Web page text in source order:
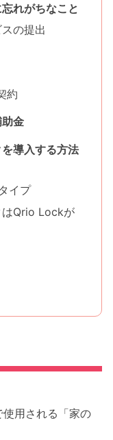
れがちなこと
の提出
約
金
導入する方法
イプ
はQrio Lockが
用される「家の